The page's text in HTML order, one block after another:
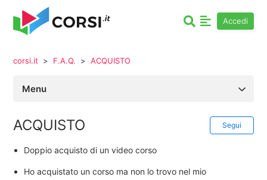
Accedi
corsi.it F.A.Q. ACQUISTO
Menu
Autori & Affiliazione
F.A.Q.
ACQUISTO Segui
Doppio acquisto di un video corso
Ho acquistato un corso ma non lo trovo nel mio